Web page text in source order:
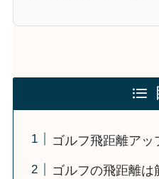
ゴルフ飛距離ア
ゴルフの飛距離